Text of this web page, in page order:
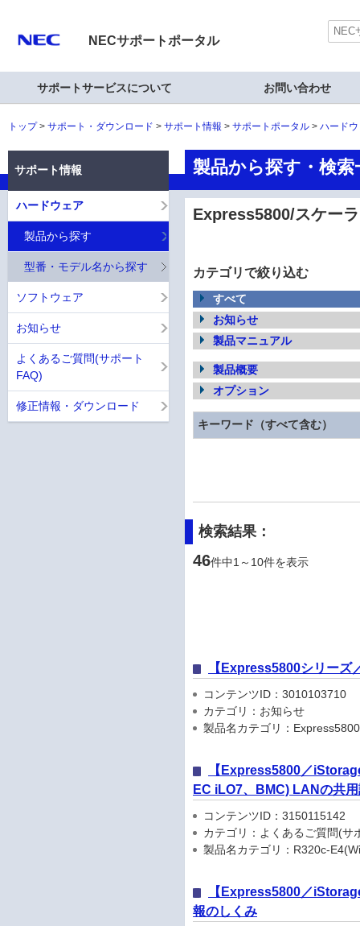
NECサポートポータル
サポートサービスについて お問い合わせ
トップ サポート・ダウンロード サポート情報 サポートポータル ハード
製品から探す・検
Express5800/スケー
カテゴリで絞り込む
すべて
お知らせ
製品マニュアル
製品概要
オプション
キーワード（すべて含む）
検索結果：
46件中1～10件を表示
【Express5800シリー
コンテンツID：3010103710
カテゴリ：お知らせ
製品名カテゴリ：
【Express5800／
EC iLO7、BMC) LANの共
コンテンツID：3150115142
カテゴリ：よくあるご質問(サ
製品名カテゴリ：R320c-
【Express5800／
報のしくみ
サポート情報
ハードウェア
製品から探す
型番・モデル名から探す
ソフトウェア
お知らせ
よくあるご質問(サポート
FAQ)
修正情報・ダウンロード